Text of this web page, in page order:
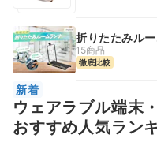
折りたたみル
15商品
徹底比較
新着
ウェアラブル端末
おすすめ人気ラン